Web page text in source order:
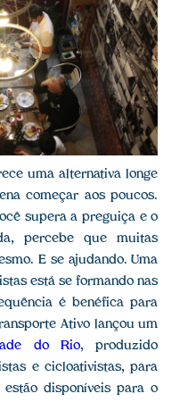
uma alternativa longe
começar aos poucos.
supera a preguiça e o
percebe que muitas
E se ajudando. Uma
está se formando nas
é benéfica para
Ativo lançou um
do Rio, produzido
e cicloativistas, para
disponíveis para o